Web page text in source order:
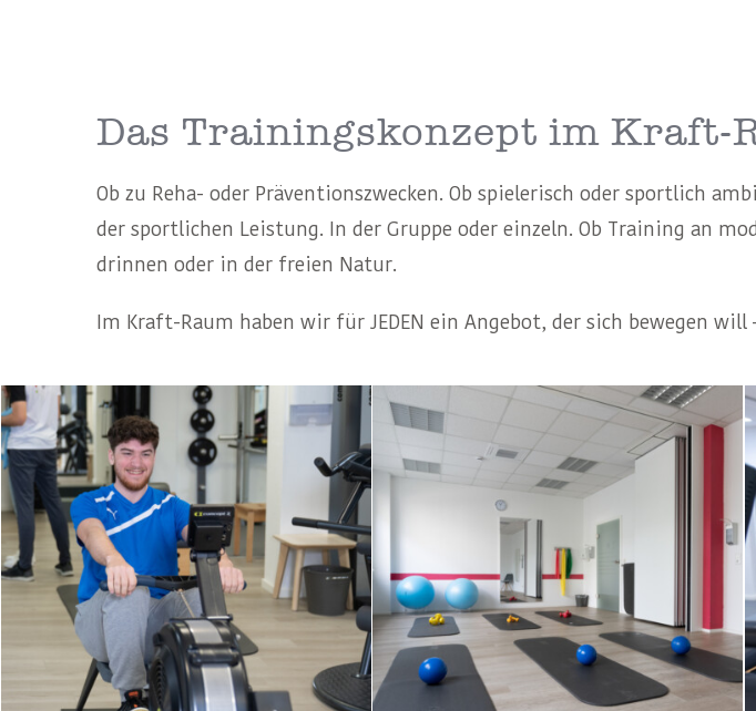
Das Trainingskonzept im Kraft-
Ob zu Reha- oder Präventionszwecken. Ob spielerisch oder sportlich
der sportlichen Leistung. In der Gruppe oder einzeln. Ob Training an
drinnen oder in der freien Natur.
Im Kraft-Raum haben wir für JEDEN ein Angebot, der sich bewegen will